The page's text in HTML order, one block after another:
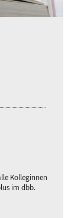
Kolleginnen
im dbb.